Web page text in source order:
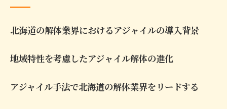
北海道の解体業界におけるアジャイルの導入背景
地域特性を考慮したアジャイル解体の進化
アジャイル手法で北海道の解体業界をリードする